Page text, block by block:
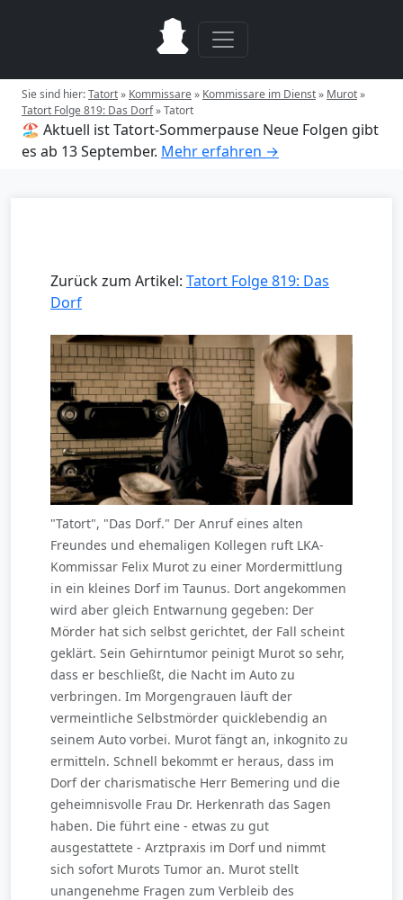
Sie sind hier:Tatort» Kommissare» Kommissare im Dienst» Murot»
Tatort Folge 819: Das Dorf»Tatort
🏖️ Aktuell ist Tatort-Sommerpause Neue Folgen gibt
es ab 13 September. Mehr erfahren →
Zurück zum Artikel: Tatort Folge 819: Das
Dorf
"Tatort", "Das Dorf." Der Anruf eines alten
Freundes und ehemaligen Kollegen ruft LKA-
Kommissar Felix Murot zu einer Mordermittlung
in ein kleines Dorf im Taunus. Dort angekommen
wird aber gleich Entwarnung gegeben: Der
Mörder hat sich selbst gerichtet, der Fall scheint
geklärt. Sein Gehirntumor peinigt Murot so sehr,
dass er beschließt, die Nacht im Auto zu
verbringen. Im Morgengrauen läuft der
vermeintliche Selbstmörder quicklebendig an
seinem Auto vorbei. Murot fängt an, inkognito zu
ermitteln. Schnell bekommt er heraus, dass im
Dorf der charismatische Herr Bemering und die
geheimnisvolle Frau Dr. Herkenrath das Sagen
haben. Die führt eine - etwas zu gut
ausgestattete - Arztpraxis im Dorf und nimmt
sich sofort Murots Tumor an. Murot stellt
unangenehme Fragen zum Verbleib des